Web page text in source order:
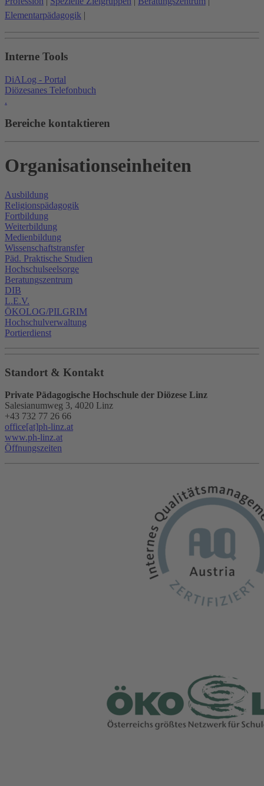
Elementarpädagogik |
Interne Tools
DiALog - Portal
Diözesanes Telefonbuch
.
Bereiche kontaktieren
Organisationseinheiten
Ausbildung
Religionspädagogik
Fortbildung
Weiterbildung
Medienbildung
Wissenschaftstransfer
Päd. Praktische Studien
Hochschulseelsorge
Beratungszentrum
DIB
L.E.V.
ÖKOLOG/PILGRIM
Hochschulverwaltung
Portierdienst
Standort & Kontakt
Private Pädagogische Hochschule der Diözese Linz
Salesianumweg 3, 4020 Linz
+43 732 77 26 66
office[at]ph-linz.at
www.ph-linz.at
Öffnungszeiten